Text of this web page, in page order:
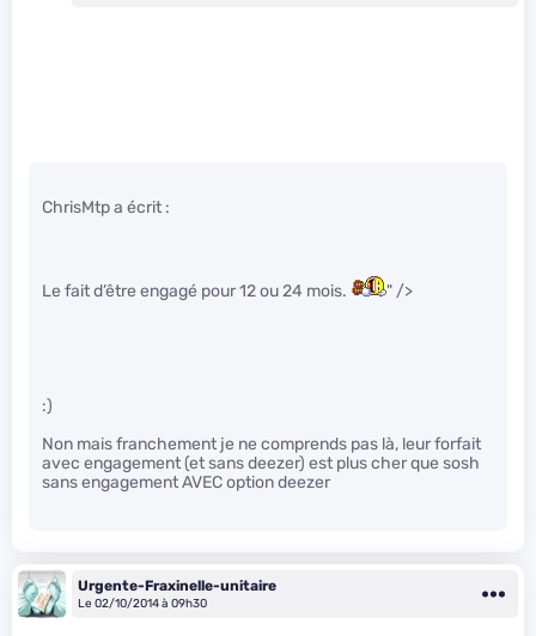
ChrisMtp a écrit :
Le fait d’être engagé pour 12 ou 24 mois. " />
:)
Non mais franchement je ne comprends pas là, leur forfait
avec engagement (et sans deezer) est plus cher que sosh
sans engagement AVEC option deezer
Urgente-Fraxinelle-unitaire
Le 02/10/2014 à 09h30